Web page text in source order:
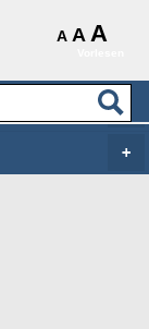
A A A